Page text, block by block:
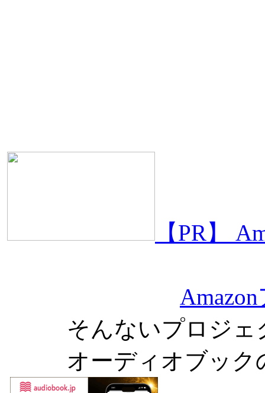
【PR】
そんないプロジェ
オーディオブック